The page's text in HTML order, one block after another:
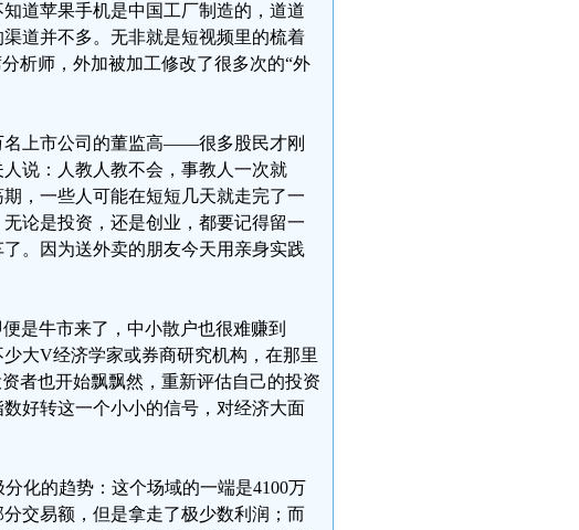
道苹果手机是中国工厂制造的，道道
道并不多。无非就是短视频里的梳着
析师，外加被加工修改了很多次的“外
名上市公司的董监高——很多股民才刚
说：人教人教不会，事教人一次就
，一些人可能在短短几天就走完了一
论是投资，还是创业，都要记得留一
。因为送外卖的朋友今天用亲身实践
是牛市来了，中小散户也很难赚到
大V经济学家或券商研究机构，在那里
者也开始飘飘然，重新评估自己的投资
好转这一个小小的信号，对经济大面
化的趋势：这个场域的一端是4100万
交易额，但是拿走了极少数利润；而